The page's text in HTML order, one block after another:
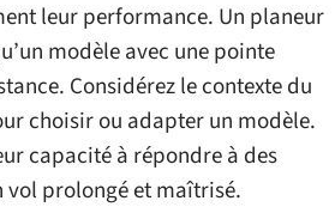
leur performance. Un planeur
modèle avec une pointe
Considérez le contexte du
choisir ou adapter un modèle.
capacité à répondre à des
prolongé et maîtrisé.